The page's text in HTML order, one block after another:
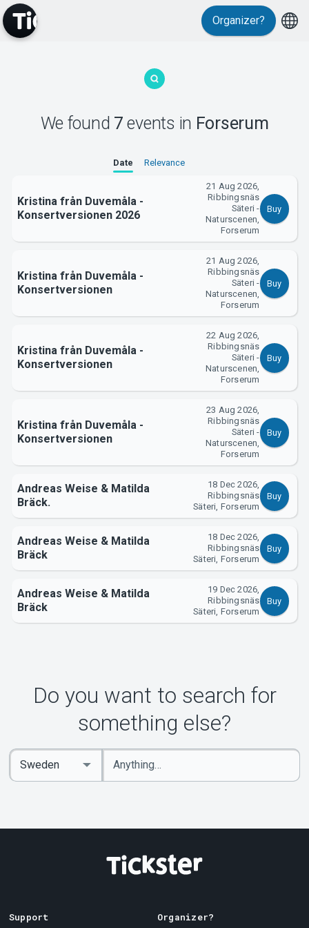
MyTickster
Support
About Tickster
Organizer?
We found 7 events in Forserum
Date Relevance
Kristina från Duvemåla -
Konsertversionen 2026
21 Aug 2026,
Ribbingsnäs
Säteri -
Naturscenen,
Forserum
Buy
Kristina från Duvemåla -
Konsertversionen
21 Aug 2026,
Ribbingsnäs
Säteri -
Naturscenen,
Forserum
Buy
Kristina från Duvemåla -
Konsertversionen
22 Aug 2026,
Ribbingsnäs
Säteri -
Naturscenen,
Forserum
Buy
Kristina från Duvemåla -
Konsertversionen
23 Aug 2026,
Ribbingsnäs
Säteri -
Naturscenen,
Forserum
Buy
Andreas Weise & Matilda
Bräck.
18 Dec 2026,
Ribbingsnäs
Säteri, Forserum
Buy
Andreas Weise & Matilda
Bräck
18 Dec 2026,
Ribbingsnäs
Säteri, Forserum
Buy
Andreas Weise & Matilda
Bräck
19 Dec 2026,
Ribbingsnäs
Säteri, Forserum
Buy
Do you want to search for
something else?
Enter
keywords
Select
Country
Support
Organizer?